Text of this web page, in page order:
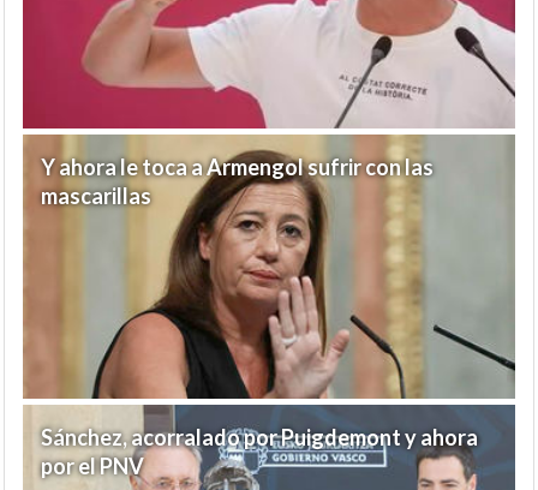
Y ahora le toca a Armengol sufrir con las
mascarillas
Sánchez, acorralado por Puigdemont y ahora
por el PNV